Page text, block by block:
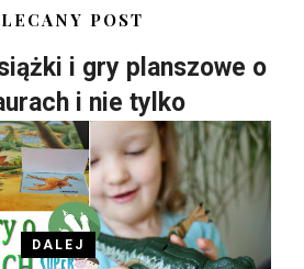
POST
i gry planszowe o
i nie tylko
DALEJ